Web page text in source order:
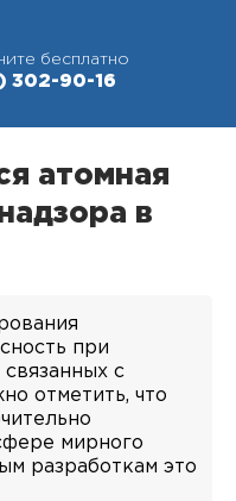
бесплатно
302-90-16
атомная
в
при
с
отметить, что
мирного
разработкам это